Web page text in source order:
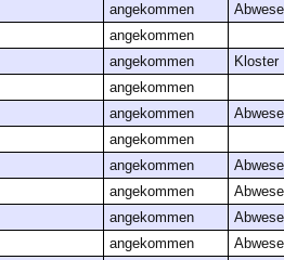
angekommen
angekommen
angekommen
Kloster
angekommen
angekommen
angekommen
angekommen
angekommen
angekommen
angekommen